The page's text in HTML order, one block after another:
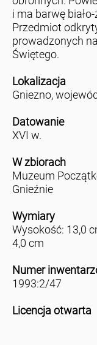
i ma barwę
Przedmiot
prowadzonych
Świętego.
Lokalizacja
Gniezno,
Datowanie
XVI w.
W zbiorach
Muzeum
Gnieźnie
Wymiary
Wysokość: 13,0
4,0 cm
Numer
1993:2/47
Licencja otwarta